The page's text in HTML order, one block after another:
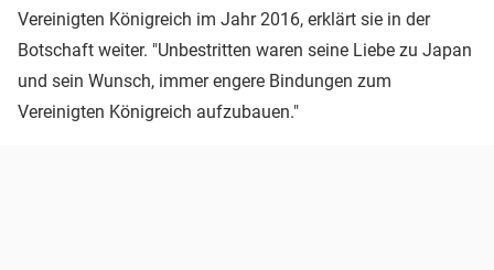
Vereinigten Königreich im Jahr 2016, erklärt sie in der
Botschaft weiter. "Unbestritten waren seine Liebe zu Japan
und sein Wunsch, immer engere Bindungen zum
Vereinigten Königreich aufzubauen."